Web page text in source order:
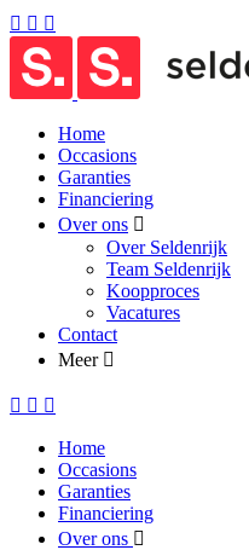
Home
Occasions
Garanties
Financiering
Over ons
Over Seldenrijk
Team Seldenrijk
Koopproces
Vacatures
Contact
Meer
Home
Occasions
Garanties
Financiering
Over ons